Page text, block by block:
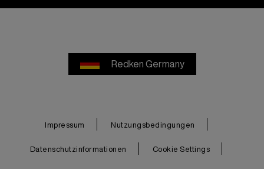
Redken Germany
Impressum Nutzungsbedingungen
Datenschutzinformationen Cookie Settings